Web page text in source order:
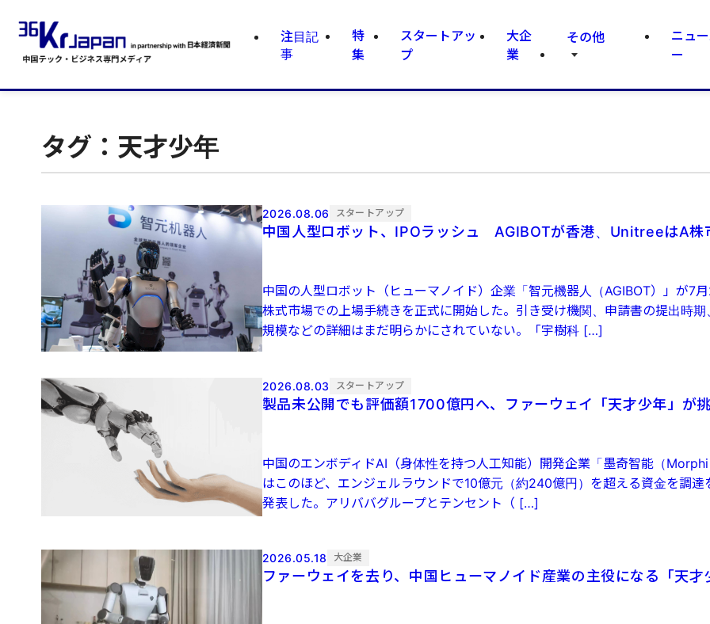
注目記
事
特
集
スタートアッ
プ
大企
業
その他
ニュ
ー
タグ：天才少年
2026.08.06 スタートアップ
中国人型ロボット、IPOラッシュ AGIBOTが香港、UnitreeはA株
中国の人型ロボット（ヒューマノイド）企業「智元機器人（AGIBOT）」が7
株式市場での上場手続きを正式に開始した。引き受け機関、申請書の提出時
規模などの詳細はまだ明らかにされていない。「宇樹科 […]
2026.08.03 スタートアップ
製品未公開でも評価額1700億円へ、ファーウェイ「天才少年」が
中国のエンボディドAI（身体性を持つ人工知能）開発企業「墨奇智能（
はこのほど、エンジェルラウンドで10億元（約240億円）を超える資金を調達
発表した。アリババグループとテンセント（ […]
2026.05.18 大企業
ファーウェイを去り、中国ヒューマノイド産業の主役になる「天才